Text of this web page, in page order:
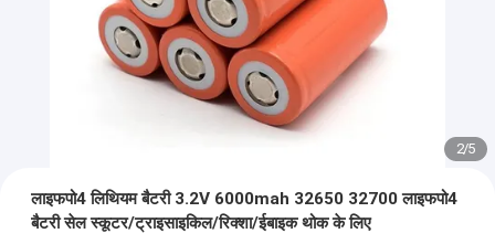
2/5
लाइफपो4 लिथियम बैटरी 3.2V 6000mah 32650 32700 लाइफपो4
बैटरी सेल स्कूटर/ट्राइसाइकिल/रिक्शा/ईबाइक थोक के लिए